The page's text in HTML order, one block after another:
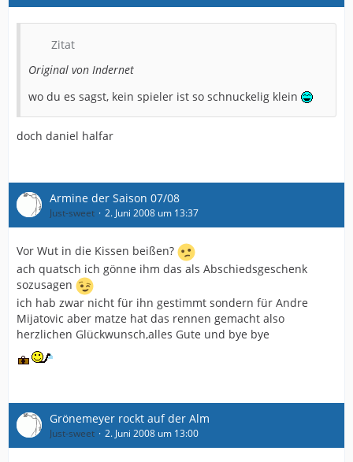
Zitat
Original von Indernet
wo du es sagst, kein spieler ist so schnuckelig klein
doch daniel halfar
Armine der Saison 07/08
Just-sweet 2. Juni 2008 um 13:37
Vor Wut in die Kissen beißen?
ach quatsch ich gönne ihm das als Abschiedsgeschenk
sozusagen
ich hab zwar nicht für ihn gestimmt sondern für Andre
Mijatovic aber matze hat das rennen gemacht also
herzlichen Glückwunsch,alles Gute und bye bye
Grönemeyer rockt auf der Alm
Just-sweet 2. Juni 2008 um 13:00